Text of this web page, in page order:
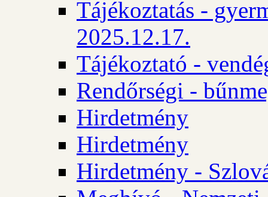
Tájékoztatás -
2025.12.17.
Tájékoztató -
Rendőrségi -
Hirdetmény
Hirdetmény
Hirdetmény -